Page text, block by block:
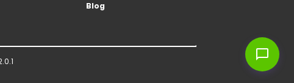
Blog
chat_bubble